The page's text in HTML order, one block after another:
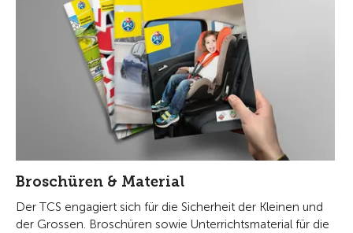
Broschüren & Material
Der TCS engagiert sich für die Sicherheit der Kleinen und
der Grossen. Broschüren sowie Unterrichtsmaterial für die